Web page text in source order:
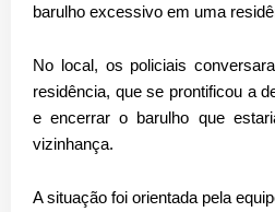
barulho excessivo em uma
No local, os policiais
residência, que se prontificou a
e encerrar o barulho que
vizinhança.
A situação foi orientada pela